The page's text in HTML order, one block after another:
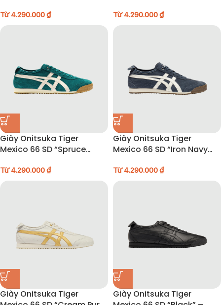
Từ4.290.000₫
700
Từ4.290.000₫
Giày Onitsuka Tiger
Mexico 66 SD “Spruce
1183C517-300
Từ4.290.000₫
Giày Onitsuka Tiger
Mexico 66 SD “Iron Navy
Từ4.290.000₫
Giày Onitsuka Tiger
Giày Onitsuka Tiger